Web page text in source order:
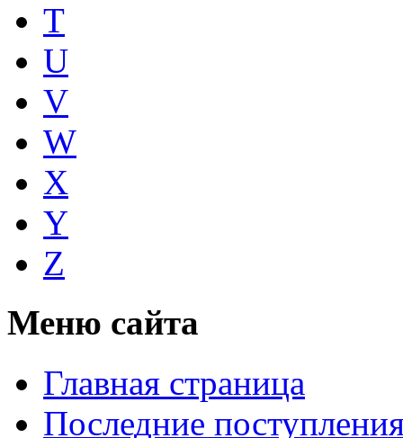
T
U
V
W
X
Y
Z
Меню сайта
Главная страница
Последние